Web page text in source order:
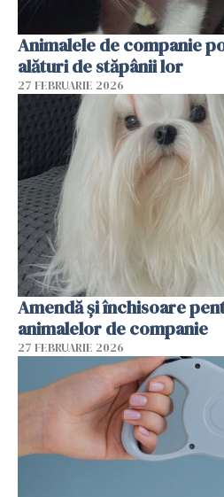
Animalele de companie
alături de stăpânii lor
27 FEBRUARIE 2026
Amendă și închisoare
animalelor de companie
27 FEBRUARIE 2026